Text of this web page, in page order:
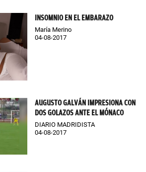
INSOMNIO EN EL EMBARAZO
María Merino
04-08-2017
AUGUSTO GALVÁN IMPRESIONA CON
DOS GOLAZOS ANTE EL MÓNACO
DIARIO MADRIDISTA
04-08-2017